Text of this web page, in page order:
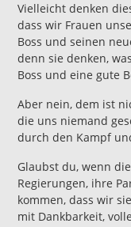
Vielleicht denken
dass wir Frauen
Boss und seinen
denn sie denken,
Boss und eine gute
Aber nein, dem ist
die uns niemand
durch den Kampf
Glaubst du, wenn
Regierungen, ihre
kommen, dass wir
mit Dankbarkeit,